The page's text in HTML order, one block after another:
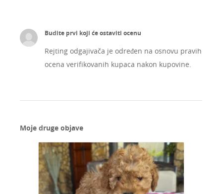
Budite prvi koji će ostaviti ocenu
Rejting odgajivača je određen na osnovu pravih
ocena verifikovanih kupaca nakon kupovine.
Moje druge objave